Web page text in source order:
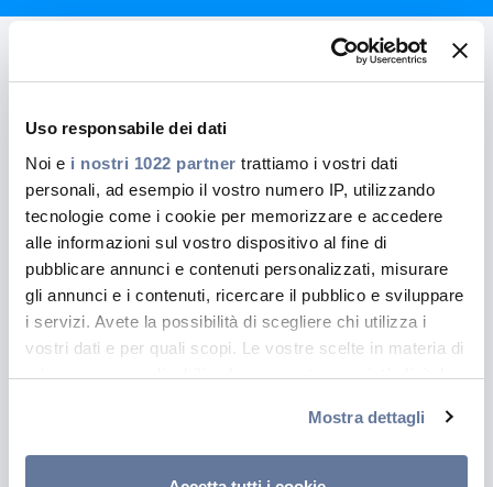
Uso responsabile dei dati
Noi e i nostri 1022 partner trattiamo i vostri dati
personali, ad esempio il vostro numero IP, utilizzando
tecnologie come i cookie per memorizzare e accedere
alle informazioni sul vostro dispositivo al fine di
pubblicare annunci e contenuti personalizzati, misurare
gli annunci e i contenuti, ricercare il pubblico e sviluppare
i servizi. Avete la possibilità di scegliere chi utilizza i
vostri dati e per quali scopi. Le vostre scelte in materia di
privacy sono applicabili solo su questa proprietà digitale
modificare o revocare il proprio consenso in qualsiasi
momento dalla Dichiarazione sui cookie o facendo clic
sull'icona di attivazione della privacy.
Mostra dettagli